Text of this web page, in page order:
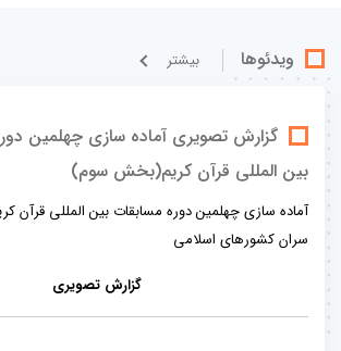
ویدئوها بيشتر
گزارش تصویری آماده سازی چهلمین
بین المللی قرآن کریم(بخش سوم)
آماده سازی چهلمین دوره مسابقات بین المللی قرآن
سران کشورهای اسلامی
گزارش تصویری